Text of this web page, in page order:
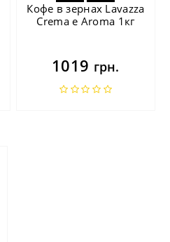
Кофе в зернах Lavazza
Crema e Aroma 1кг
1019 грн.